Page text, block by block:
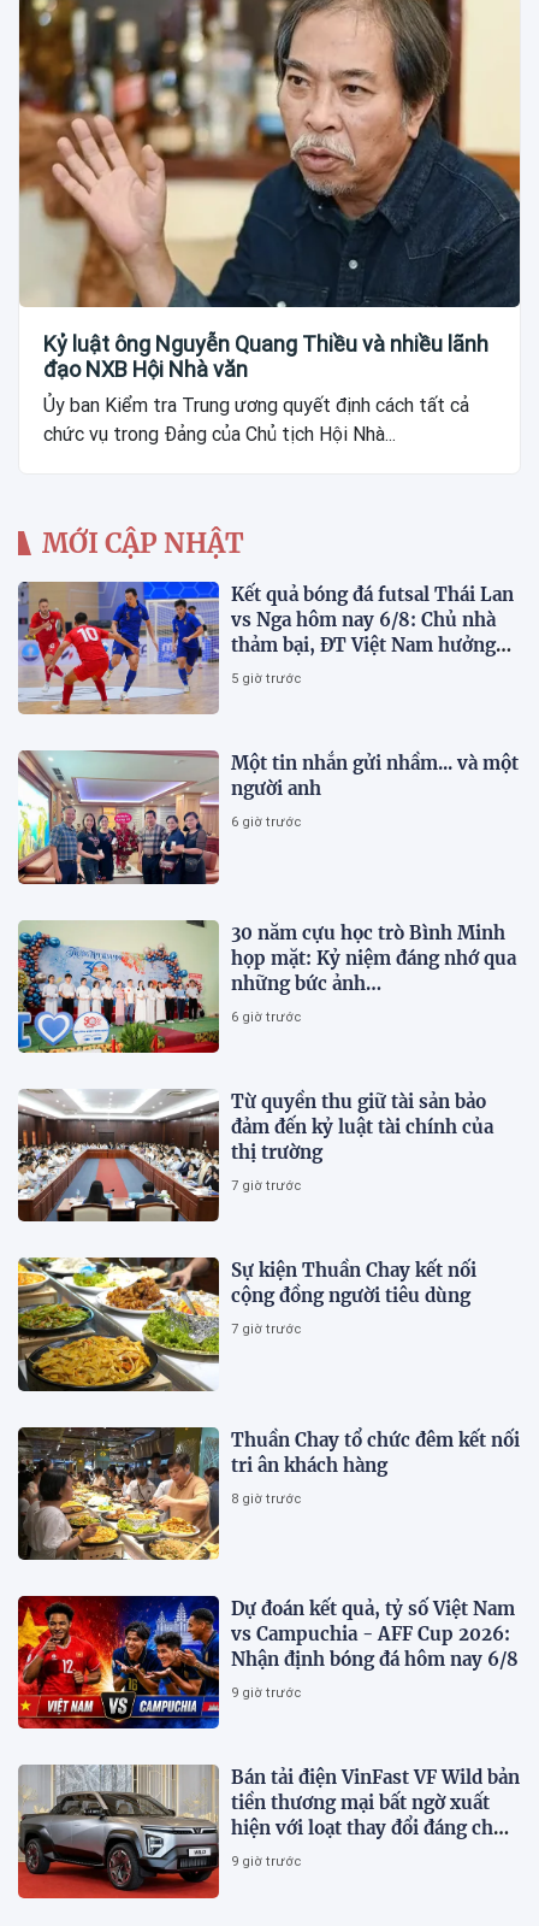
Kỷ luật ông Nguyễn Quang Thiều và nhiều lãnh
đạo NXB Hội Nhà văn
Ủy ban Kiểm tra Trung ương quyết định cách tất cả
chức vụ trong Đảng của Chủ tịch Hội Nhà...
MỚI CẬP NHẬT
Kết quả bóng đá futsal Thái Lan
vs Nga hôm nay 6/8: Chủ nhà
thảm bại, ĐT Việt Nam hưởng
lợi lớn
5 giờ trước
Một tin nhắn gửi nhầm... và một
người anh
6 giờ trước
30 năm cựu học trò Bình Minh
họp mặt: Kỷ niệm đáng nhớ qua
những bức ảnh…
6 giờ trước
Từ quyền thu giữ tài sản bảo
đảm đến kỷ luật tài chính của
thị trường
7 giờ trước
Sự kiện Thuần Chay kết nối
cộng đồng người tiêu dùng
7 giờ trước
Thuần Chay tổ chức đêm kết nối
tri ân khách hàng
8 giờ trước
Dự đoán kết quả, tỷ số Việt Nam
vs Campuchia - AFF Cup 2026:
Nhận định bóng đá hôm nay 6/8
9 giờ trước
Bán tải điện VinFast VF Wild bản
tiền thương mại bất ngờ xuất
hiện với loạt thay đổi đáng chú
ý
9 giờ trước